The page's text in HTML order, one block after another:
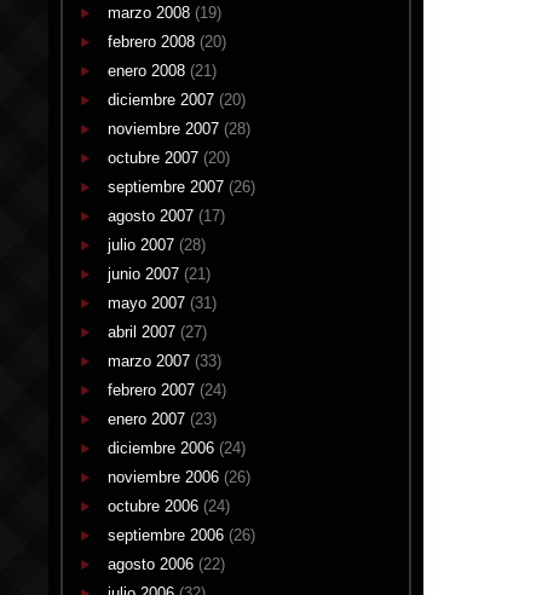
marzo 2008 (19)
febrero 2008 (20)
enero 2008 (21)
diciembre 2007 (20)
noviembre 2007 (28)
octubre 2007 (20)
septiembre 2007 (26)
agosto 2007 (17)
julio 2007 (28)
junio 2007 (21)
mayo 2007 (31)
abril 2007 (27)
marzo 2007 (33)
febrero 2007 (24)
enero 2007 (23)
diciembre 2006 (24)
noviembre 2006 (26)
octubre 2006 (24)
septiembre 2006 (26)
agosto 2006 (22)